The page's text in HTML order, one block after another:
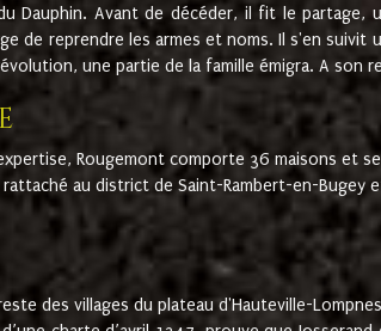
Dauphin. Avant de décéder, il fit le
de reprendre les armes et noms. Il s'en
révolution, une partie de la famille émigra. A
Rougemont comporte 36 maisons et
au district de Saint-Rambert-en-Bugey
des villages du plateau d'Hauteville-